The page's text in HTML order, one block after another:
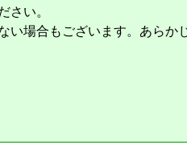
さい。
い場合もございます。あらか